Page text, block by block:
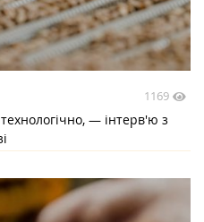
1169
— інтерв'ю з